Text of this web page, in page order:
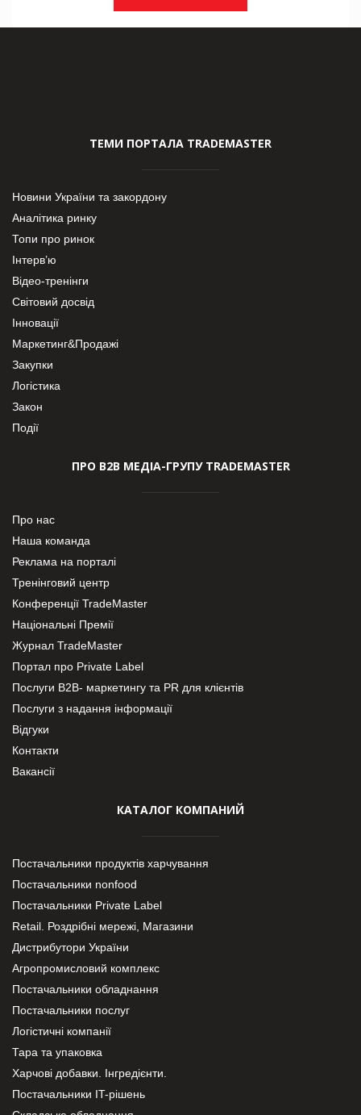
ТЕМИ ПОРТАЛА TRADEMASTER
Новини України та закордону
Аналітика ринку
Топи про ринок
Інтерв’ю
Відео-тренінги
Світовий досвід
Інновації
Маркетинг&Продажі
Закупки
Логістика
Закон
Події
ПРО В2В МЕДІА-ГРУПУ TRADEMASTER
Про нас
Наша команда
Реклама на порталі
Тренінговий центр
Конференції TradeMaster
Національні Премії
Журнал TradeMaster
Портал про Private Label
Послуги В2В- маркетингу та PR для клієнтів
Послуги з надання інформації
Відгуки
Контакти
Вакансії
КАТАЛОГ КОМПАНИЙ
Постачальники продуктів харчування
Постачальники nonfood
Постачальники Private Label
Retail. Роздрібні мережі, Магазини
Дистрибутори України
Агропромисловий комплекс
Постачальники обладнання
Постачальники послуг
Логістичні компанії
Тара та упаковка
Харчові добавки. Інгредієнти.
Постачальники IT-рішень